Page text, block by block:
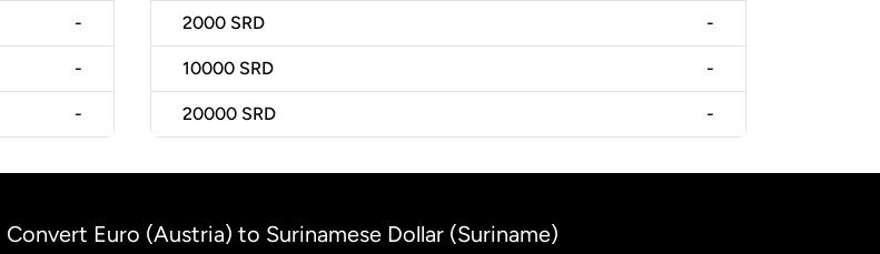
-
-
-
2000 SRD -
10000 SRD -
20000 SRD -
Convert Euro (Austria) to Surinamese Dollar (Suriname)